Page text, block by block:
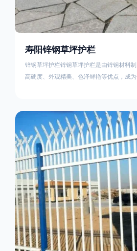
寿阳锌钢草坪护栏
锌钢草坪护栏锌钢草坪护栏是由锌钢材料制
高硬度、外观精美、色泽鲜艳等优点，成
的使用方法主要是应用在人员行走的边界
护栏产品的表面设计较为圆滑，减少人员
栏产品的伤害值。在安装前，土木建筑为
了的基础